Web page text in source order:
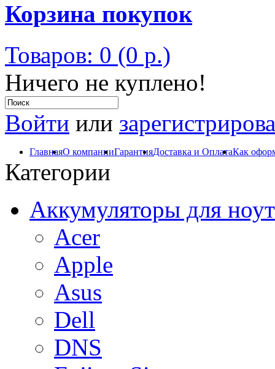
Корзина покупок
Товаров: 0 (0 р.)
Ничего не куплено!
Войти или
ГлавнаяО компанииГарантияДоставка и ОплатаКак
Категории
Аккумуляторы для
Acer
Apple
Asus
Dell
DNS